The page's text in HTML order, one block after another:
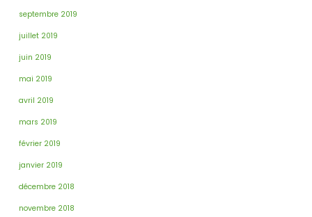
septembre 2019
juillet 2019
juin 2019
mai 2019
avril 2019
mars 2019
février 2019
janvier 2019
décembre 2018
novembre 2018